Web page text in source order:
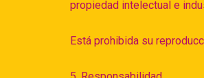
propiedad intelectual e
Está prohibida su